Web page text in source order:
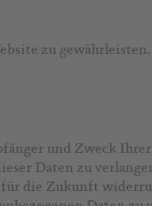
zu
und Zweck
Daten zu
die Zukunft